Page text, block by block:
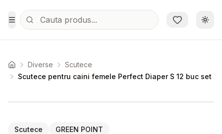
Sari la conținutul principal
Toggle Menu
Acasa Diverse
Scutece
Scutece pentru caini femele Perfect Diaper S 12 buc set
Scutece
GREEN POINT